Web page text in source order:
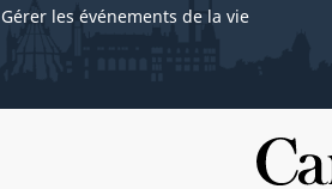
Gérer les événements de la vie